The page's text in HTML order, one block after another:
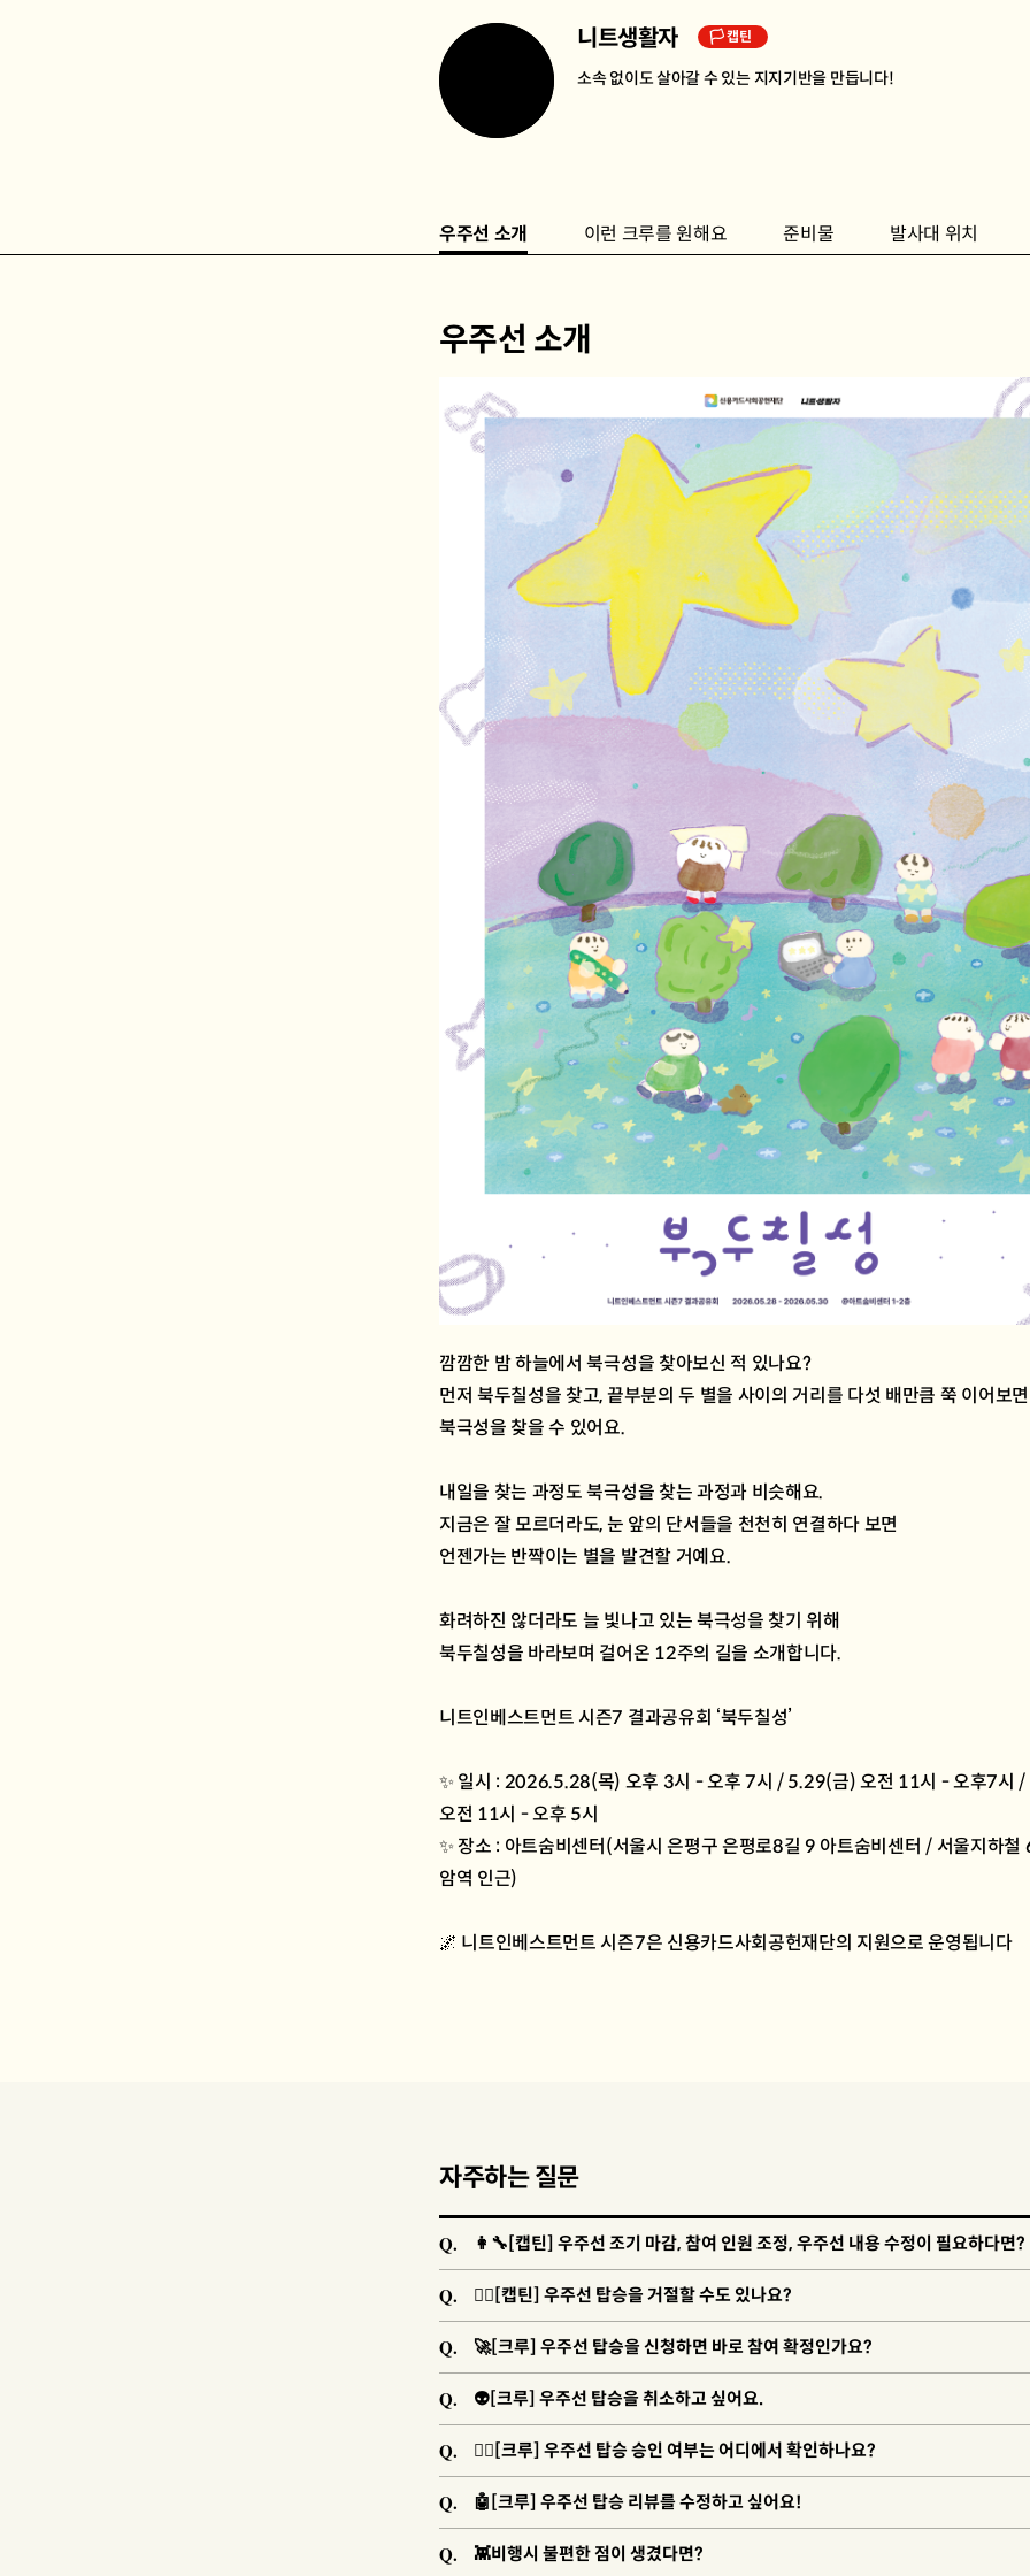
니트생활자 🏳 캡틴
소속 없이도 살아갈 수 있는 지지기반을 만듭니다!
우주선 소개 이런 크루를 원해요 준비물 발사대 위치
우주선 소개
깜깜한 밤 하늘에서 북극성을 찾아보신 적 있나요?
먼저 북두칠성을 찾고, 끝부분의 두 별을 사이의 거리를 다섯 배만큼 쭉 이어보면
북극성을 찾을 수 있어요.
내일을 찾는 과정도 북극성을 찾는 과정과 비슷해요.
지금은 잘 모르더라도, 눈 앞의 단서들을 천천히 연결하다 보면
언젠가는 반짝이는 별을 발견할 거예요.
화려하진 않더라도 늘 빛나고 있는 북극성을 찾기 위해
북두칠성을 바라보며 걸어온 12주의 길을 소개합니다.
니트인베스트먼트 시즌7 결과공유회 ‘북두칠성’
✨ 일시 : 2026.5.28(목) 오후 3시 - 오후 7시 / 5.29(금) 오전 11시 - 오후7시
오전 11시 - 오후 5시
✨ 장소 : 아트숨비센터(서울시 은평구 은평로8길 9 아트숨비센터 / 서울지하철
암역 인근)
🌌 니트인베스트먼트 시즌7은 신용카드사회공헌재단의 지원으로 운영됩니다
자주하는 질문
Q. 👩‍🔧[캡틴] 우주선 조기 마감, 참여 인원 조정, 우주선 내용 수정이 필요하다면?
Q. 🐱‍👓[캡틴] 우주선 탑승을 거절할 수도 있나요?
Q. 🚀[크루] 우주선 탑승을 신청하면 바로 참여 확정인가요?
Q. 👽[크루] 우주선 탑승을 취소하고 싶어요.
Q. 🐱‍🚀[크루] 우주선 탑승 승인 여부는 어디에서 확인하나요?
Q. 🤖[크루] 우주선 탑승 리뷰를 수정하고 싶어요!
Q. 👾비행시 불편한 점이 생겼다면?